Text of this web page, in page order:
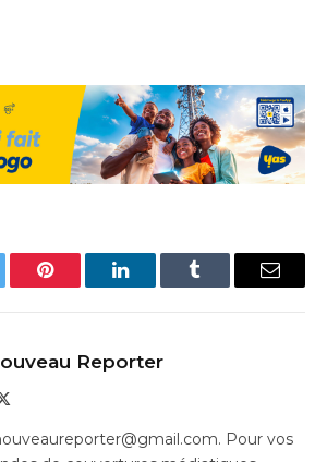
Pinterest LinkedInTumblr Email
Reporter
Pour vos